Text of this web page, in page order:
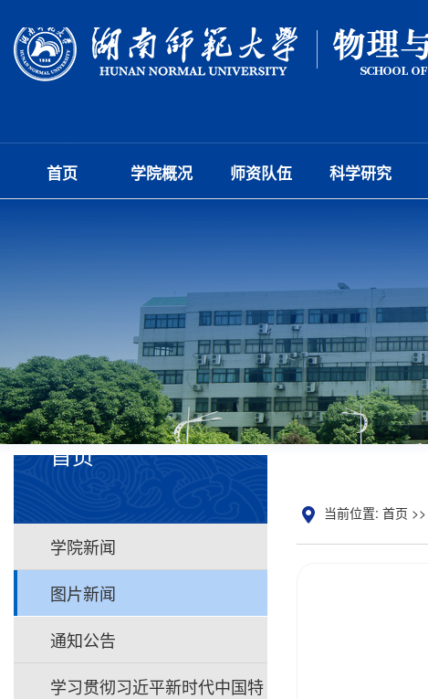
首页 学院概况 师资队伍 科学研究
首页
学院新闻
图片新闻
通知公告
学习贯彻习近平新时代中国特
当前位置: 首页 >>